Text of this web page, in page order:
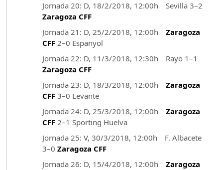
Jornada 20: D, 18/2/2018, 12:00h Sevilla 3–2
Zaragoza CFF
Jornada 21: D, 25/2/2018, 12:00h Zaragoza
CFF2–0 Espanyol
Jornada 22: D, 11/3/2018, 12:30h Rayo 1–1
Zaragoza CFF
Jornada 23: D, 18/3/2018, 12:00h Zaragoza
CFF3–0 Levante
Jornada 24: D, 25/3/2018, 12:00h Zaragoza
CFF2–1 Sporting Huelva
Jornada 25: V, 30/3/2018, 12:00h F. Albacete
3–0 Zaragoza CFF
Jornada 26: D, 15/4/2018, 12:00h Zaragoza